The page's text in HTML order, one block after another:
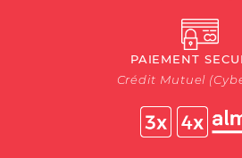
PAIEMENT
Crédit Mutuel